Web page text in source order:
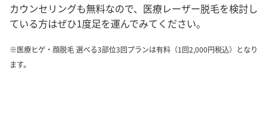
カウンセリングも無料なので、医療レーザー脱毛を検討し
ている方はぜひ1度足を運んでみてください。
※医療ヒゲ・顔脱毛 選べる3部位3回プランは有料（1回2,000円税込）となり
ます。